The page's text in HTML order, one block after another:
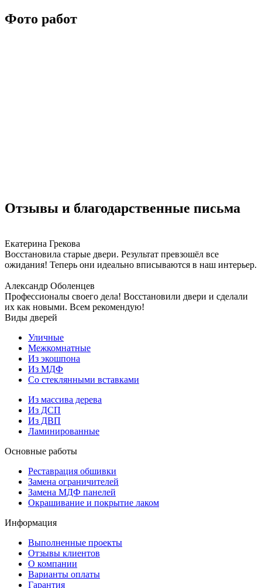
Фото работ
Отзывы и благодарственные письма
Екатерина Грекова
Восстановила старые двери. Результат превзошёл все
ожидания! Теперь они идеально вписываются в наш интерьер.
Александр Оболенцев
Профессионалы своего дела! Восстановили двери и сделали
их как новыми. Всем рекомендую!
Виды дверей
Уличные
Межкомнатные
Из экошпона
Из МДФ
Со стеклянными вставками
Из массива дерева
Из ДСП
Из ДВП
Ламинированные
Основные работы
Реставрация обшивки
Замена ограничителей
Замена МДФ панелей
Окрашивание и покрытие лаком
Информация
Выполненные проекты
Отзывы клиентов
О компании
Варианты оплаты
Гарантия